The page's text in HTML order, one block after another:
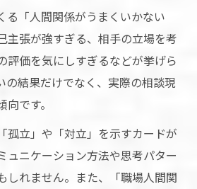
る「人間関係がうまくいかない
主張が強すぎる、相手の立場を考
評価を気にしすぎるなどが挙げら
の結果だけでなく、実際の相談現
です。
孤立」や「対立」を示すカードが
ュニケーション方法や思考パター
しれません。また、「職場人間関